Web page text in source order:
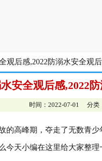
观后感,2022防溺水安全观
安全观后感,2022
时间：2022-07-01 分类
的高峰期，夺走了无数青
今天小编在这里给大家整理